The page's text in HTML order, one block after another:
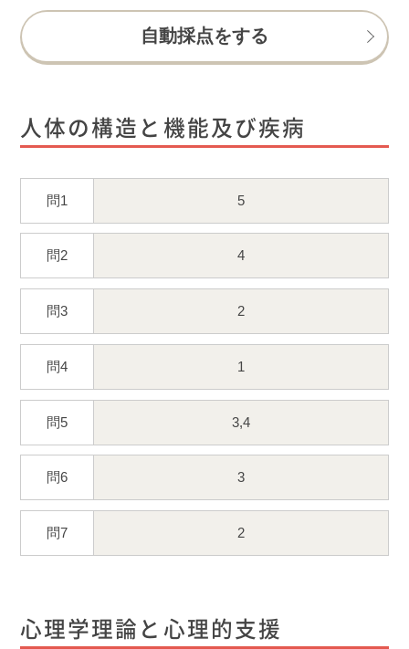
自動採点をする
人体の構造と機能及び疾病
問1 5
問2 4
問3 2
問4 1
問5 3,4
問6 3
問7 2
心理学理論と心理的支援